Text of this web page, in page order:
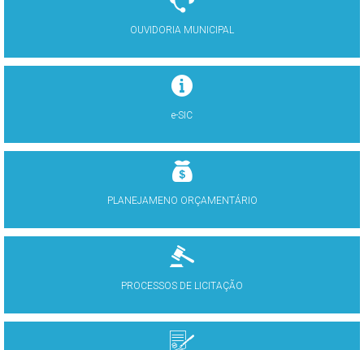
OUVIDORIA MUNICIPAL
e-SIC
PLANEJAMENO ORÇAMENTÁRIO
PROCESSOS DE LICITAÇÃO